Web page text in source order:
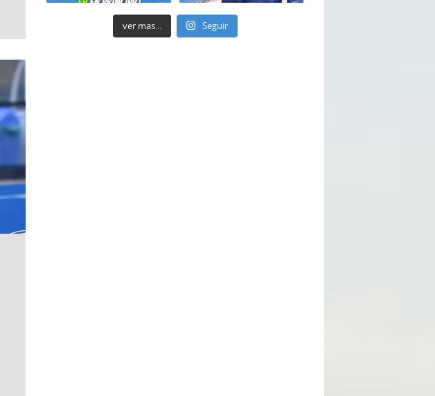
ver mas... Seguir